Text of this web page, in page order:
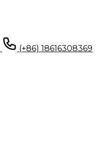
(+86) 18616308369